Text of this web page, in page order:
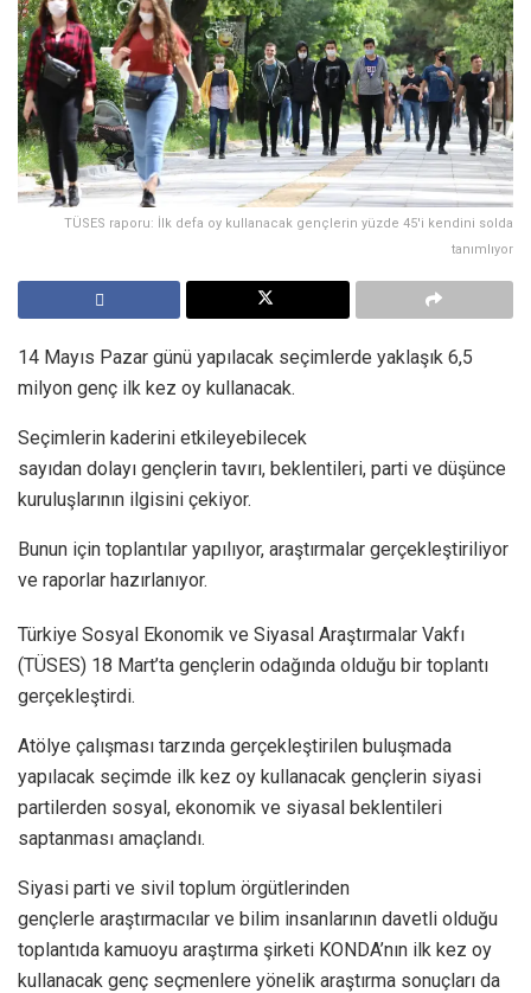
TÜSES raporu: İlk defa oy kullanacak gençlerin yüzde 45'i kendini solda
tanımlıyor
14 Mayıs Pazar günü yapılacak seçimlerde yaklaşık 6,5
milyon genç ilk kez oy kullanacak.
Seçimlerin kaderini etkileyebilecek
sayıdan dolayı gençlerin tavırı, beklentileri, parti ve düşünce
kuruluşlarının ilgisini çekiyor.
Bunun için toplantılar yapılıyor, araştırmalar gerçekleştiriliyor
ve raporlar hazırlanıyor.
Türkiye Sosyal Ekonomik ve Siyasal Araştırmalar Vakfı
(TÜSES) 18 Mart’ta gençlerin odağında olduğu bir toplantı
gerçekleştirdi.
Atölye çalışması tarzında gerçekleştirilen buluşmada
yapılacak seçimde ilk kez oy kullanacak gençlerin siyasi
partilerden sosyal, ekonomik ve siyasal beklentileri
saptanması amaçlandı.
Siyasi parti ve sivil toplum örgütlerinden
gençlerle araştırmacılar ve bilim insanlarının davetli olduğu
toplantıda kamuoyu araştırma şirketi KONDA’nın ilk kez oy
kullanacak genç seçmenlere yönelik araştırma sonuçları da